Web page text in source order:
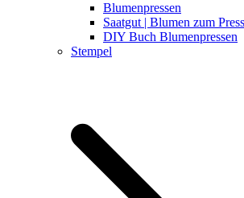
Blumenpressen
Saatgut | Blumen zum
DIY Buch Blumenpressen
Stempel